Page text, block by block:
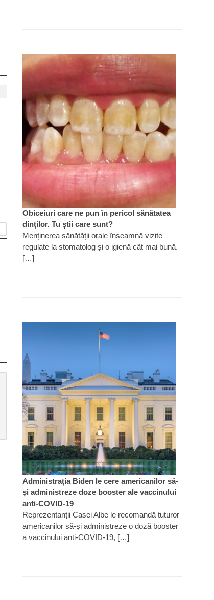
Obiceiuri care ne pun în pericol sănătatea
dinților. Tu știi care sunt?
Menținerea sănătății orale înseamnă vizite
regulate la stomatolog și o igienă cât mai bună.
[…]
Administrația Biden le cere americanilor să-
și administreze doze booster ale vaccinului
anti-COVID-19
Reprezentanții Casei Albe le recomandă tuturor
americanilor să-și administreze o doză booster
a vaccinului anti-COVID-19, […]